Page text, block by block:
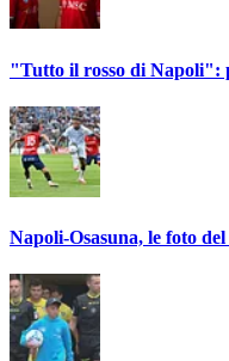
"Tutto il rosso di Napoli":
Napoli-Osasuna, le foto